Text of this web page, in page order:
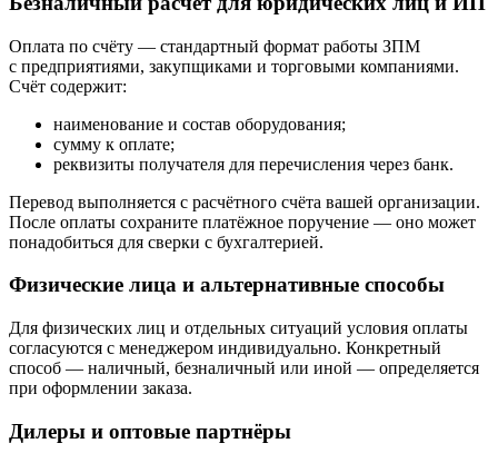
Оплата по счёту — стандартный формат работы ЗПМ
с предприятиями, закупщиками и торговыми компаниями.
Счёт содержит:
наименование и состав оборудования;
сумму к оплате;
реквизиты получателя для перечисления через банк.
Перевод выполняется с расчётного счёта вашей организации.
После оплаты сохраните платёжное поручение — оно может
понадобиться для сверки с бухгалтерией.
Физические лица и альтернативные способы
Для физических лиц и отдельных ситуаций условия оплаты
согласуются с менеджером индивидуально. Конкретный
способ — наличный, безналичный или иной — определяется
при оформлении заказа.
Дилеры и оптовые партнёры